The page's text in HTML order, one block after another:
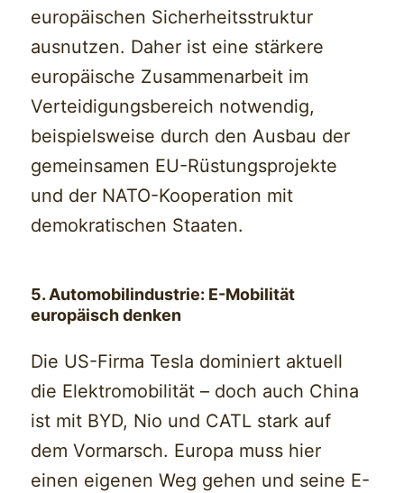
europäischen Sicherheitsstruktur
ausnutzen. Daher ist eine stärkere
europäische Zusammenarbeit im
Verteidigungsbereich notwendig,
beispielsweise durch den Ausbau der
gemeinsamen EU-Rüstungsprojekte
und der NATO-Kooperation mit
demokratischen Staaten.
5. Automobilindustrie: E-Mobilität
europäisch denken
Die US-Firma Tesla dominiert aktuell
die Elektromobilität – doch auch China
ist mit BYD, Nio und CATL stark auf
dem Vormarsch. Europa muss hier
einen eigenen Weg gehen und seine E-